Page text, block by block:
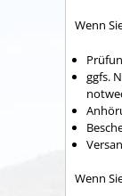
Wenn
ggfs.
Wenn